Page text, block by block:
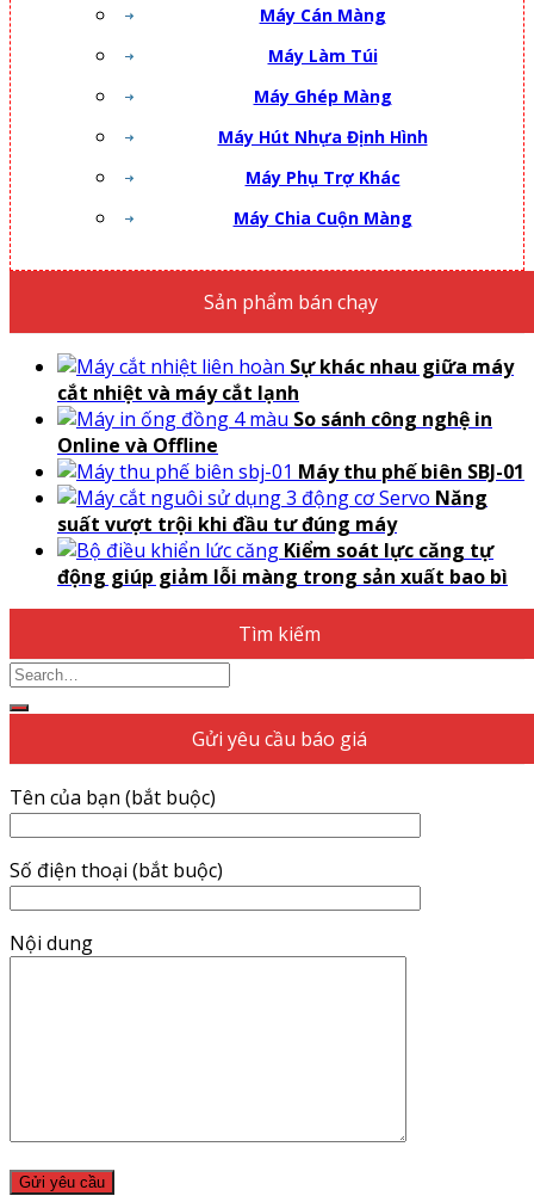
Máy Cán Màng
Máy Làm Túi
Máy Ghép Màng
Máy Hút Nhựa Định Hình
Máy Phụ Trợ Khác
Máy Chia Cuộn Màng
Sản phẩm bán chạy
Sự khác nhau giữa máy
cắt nhiệt và máy cắt lạnh
So sánh công nghệ in
Online và Offline
Máy thu phế biên SBJ-01
Năng
suất vượt trội khi đầu tư đúng máy
Kiểm soát lực căng tự
động giúp giảm lỗi màng trong sản xuất bao bì
Tìm kiếm
Search
for:
Gửi yêu cầu báo giá
Tên của bạn (bắt buộc)
Số điện thoại (bắt buộc)
Nội dung